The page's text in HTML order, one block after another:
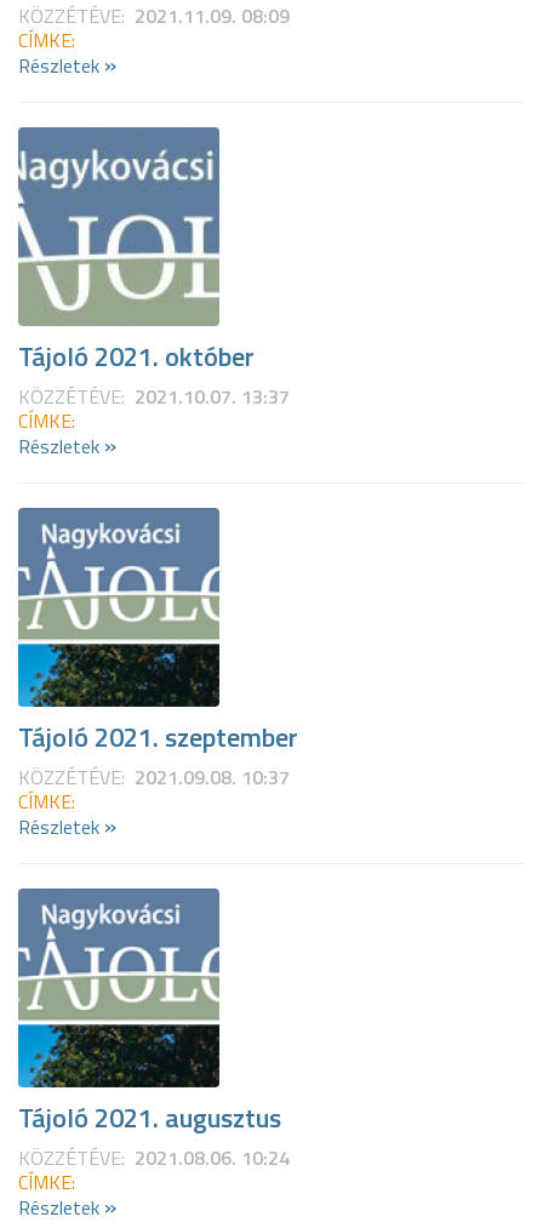
KÖZZÉTÉVE: 2021.11.09. 08:09
CÍMKE:
Részletek »
Tájoló 2021. október
KÖZZÉTÉVE: 2021.10.07. 13:37
CÍMKE:
Részletek »
Tájoló 2021. szeptember
KÖZZÉTÉVE: 2021.09.08. 10:37
CÍMKE:
Részletek »
Tájoló 2021. augusztus
KÖZZÉTÉVE: 2021.08.06. 10:24
CÍMKE:
Részletek »